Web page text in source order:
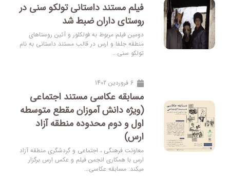
فیلم مستند داستانی تولکو سنی در
روستای داران ضبط شد
دومین فیلم مربوط به فولکلور و آئین روستاهای
منطقه جلفا و ارس در قالب مستند داستانی به نام
تولکو سنی...
6 فروردین 1402
مسابقه عکاسی مستند اجتماعی
(ویژه دانش آموزان مقطع متوسطه
اول و دوم محدوده منطقه آزاد
ارس)
معاونت فرهنگی ، اجتماعی و گردشگری منطقه آزاد
ارس با همکاری انجمن فیلم و عکس ارس برگزار
میکند: مسابقه عکاسی...